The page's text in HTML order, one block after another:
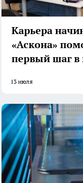
Карьера
«Аскона»
первый шаг
13 июля